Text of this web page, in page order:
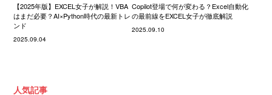
【2025年版】EXCEL女子が解説！VBA
はまだ必要？AI×Python時代の最新トレ
ンド
2025.09.04
Copilot登場で何が変わる？Excel自動化
の最前線をEXCEL女子が徹底解説
2025.09.10
人気記事